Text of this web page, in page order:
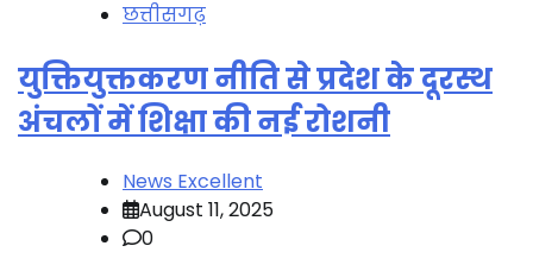
छत्तीसगढ़
युक्तियुक्तकरण नीति से प्रदेश के दूरस्थ
अंचलों में शिक्षा की नई रोशनी
News Excellent
August 11, 2025
0